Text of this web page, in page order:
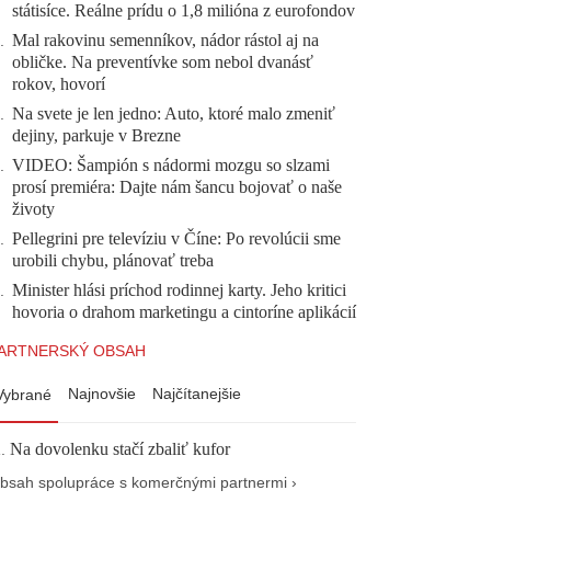
státisíce. Reálne prídu o 1,8 milióna z eurofondov
. Mal rakovinu semenníkov, nádor rástol aj na
obličke. Na preventívke som nebol dvanásť
rokov, hovorí
. Na svete je len jedno: Auto, ktoré malo zmeniť
dejiny, parkuje v Brezne
. VIDEO: Šampión s nádormi mozgu so slzami
prosí premiéra: Dajte nám šancu bojovať o naše
životy
. Pellegrini pre televíziu v Číne: Po revolúcii sme
urobili chybu, plánovať treba
. Minister hlási príchod rodinnej karty. Jeho kritici
hovoria o drahom marketingu a cintoríne aplikácií
OBSAH
Najnovšie Najčítanejšie
Na dovolenku stačí zbaliť kufor
spolupráce s komerčnými partnermi ›